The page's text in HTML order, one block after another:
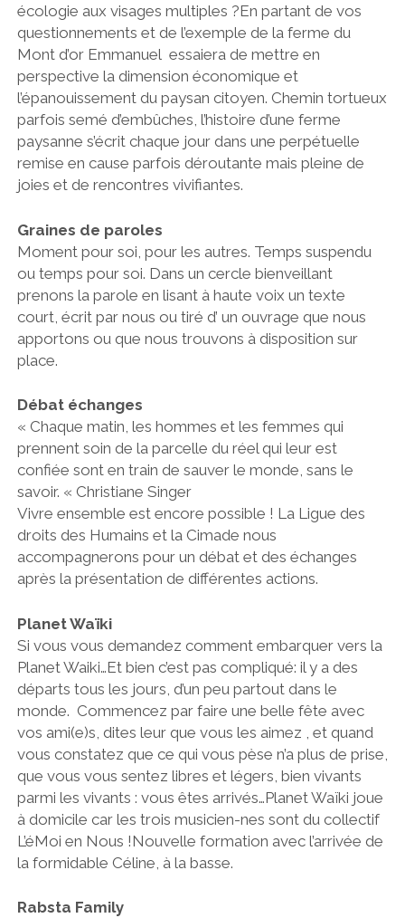
écologie aux visages multiples ?En partant de vos
questionnements et de l’exemple de la ferme du
Mont d’or Emmanuel essaiera de mettre en
perspective la dimension économique et
l’épanouissement du paysan citoyen. Chemin tortueux
parfois semé d’embûches, l’histoire d’une ferme
paysanne s’écrit chaque jour dans une perpétuelle
remise en cause parfois déroutante mais pleine de
joies et de rencontres vivifiantes.
Graines de paroles
Moment pour soi, pour les autres. Temps suspendu
ou temps pour soi. Dans un cercle bienveillant
prenons la parole en lisant à haute voix un texte
court, écrit par nous ou tiré d’ un ouvrage que nous
apportons ou que nous trouvons à disposition sur
place.
Débat échanges
« Chaque matin, les hommes et les femmes qui
prennent soin de la parcelle du réel qui leur est
confiée sont en train de sauver le monde, sans le
savoir. « Christiane Singer
Vivre ensemble est encore possible ! La Ligue des
droits des Humains et la Cimade nous
accompagnerons pour un débat et des échanges
après la présentation de différentes actions.
Planet Waïki
Si vous vous demandez comment embarquer vers la
Planet Waiki…Et bien c’est pas compliqué: il y a des
départs tous les jours, d’un peu partout dans le
monde. Commencez par faire une belle fête avec
vos ami(e)s, dites leur que vous les aimez , et quand
vous constatez que ce qui vous pèse n’a plus de prise,
que vous vous sentez libres et légers, bien vivants
parmi les vivants : vous êtes arrivés…Planet Waïki joue
à domicile car les trois musicien-nes sont du collectif
L’éMoi en Nous !Nouvelle formation avec l’arrivée de
la formidable Céline, à la basse.
Rabsta Family